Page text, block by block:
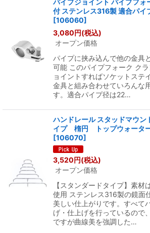
パイプジョイント パイプフォ
付 ステンレス316製 適合パ
[106060]
3,080円(税込)
オープン価格
パイプに挟み込んで他の金具
可能 このパイプフォーク ク
ョイントすればソケットステ
金具と組み合わせていろんな
す。適合パイプ径は22…
ハンドレール スタッドマウン
イプ 楕円 トップウォータ
[106070]
3,520円(税込)
オープン価格
【スタンダードタイプ】素材
使用 ステンレス316製の鏡面
美しい仕上がりです。すべて
げ・仕上げを行っているので
ですが曲線美を強調した…